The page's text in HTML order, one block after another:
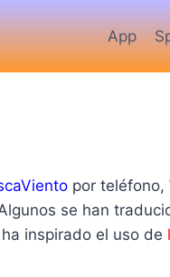
App
por teléfono,
se han
inspirado el uso de